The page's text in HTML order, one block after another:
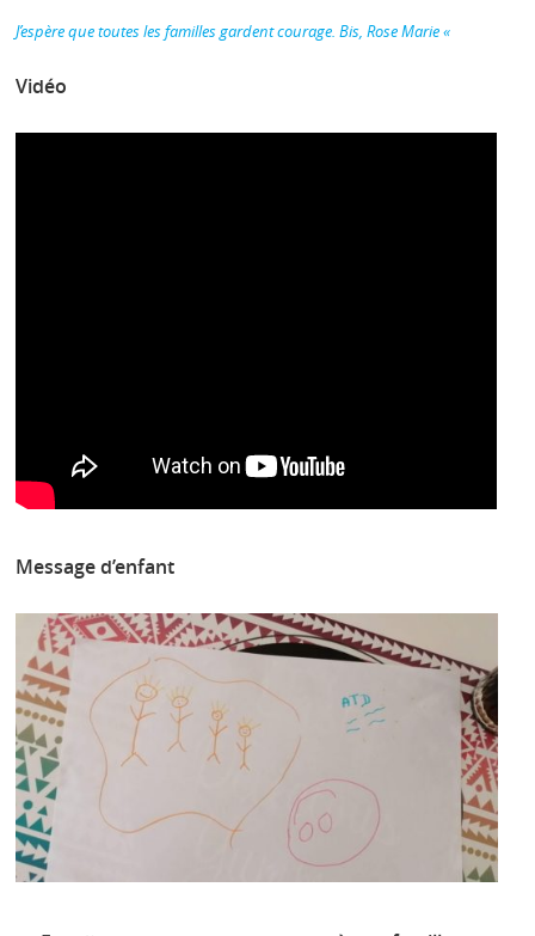
J’espère que toutes les familles gardent courage. Bis, Rose Marie «
Vidéo
Message d’enfant